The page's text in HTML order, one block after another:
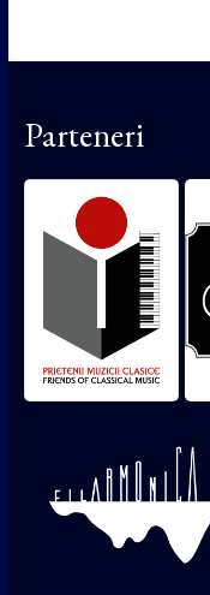
Parteneri